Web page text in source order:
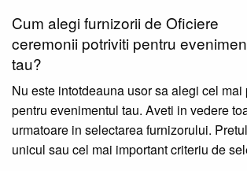
Cum alegi furnizorii de Oficiere
ceremonii potriviti pentru
tau?
Nu este intotdeauna usor sa alegi cel mai
pentru evenimentul tau. Aveti in vedere
urmatoare in selectarea furnizorului.
unicul sau cel mai important criteriu de